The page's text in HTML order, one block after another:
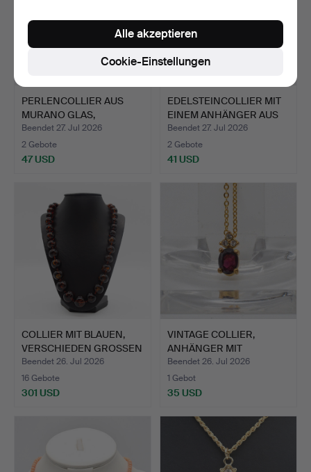
PERLENCOLLIER AUS
MURANO GLAS,
BERNSTEINFA…
Beendet 27. Jul 2026
2 Gebote
47 USD
EDELSTEINCOLLIER MIT
EINEM ANHÄNGER AUS
KA…
Beendet 27. Jul 2026
2 Gebote
41 USD
COLLIER MIT BLAUEN,
VERSCHIEDEN GROSSEN
BE…
Beendet 26. Jul 2026
16 Gebote
301 USD
VINTAGE COLLIER,
ANHÄNGER MIT
ALMANDIN IM …
Beendet 26. Jul 2026
1 Gebot
35 USD
Cookie-Einstellungen
Alle akzeptieren